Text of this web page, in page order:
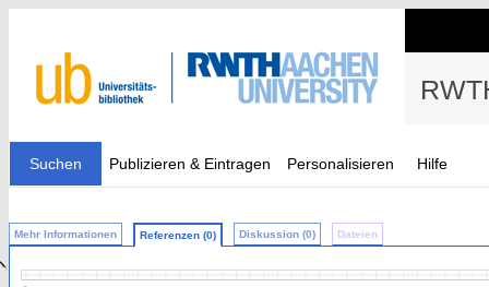
Suchen Publizieren & Eintragen Personalisieren Hilfe
Mehr Informationen Referenzen (0) Diskussion (0) Dateien